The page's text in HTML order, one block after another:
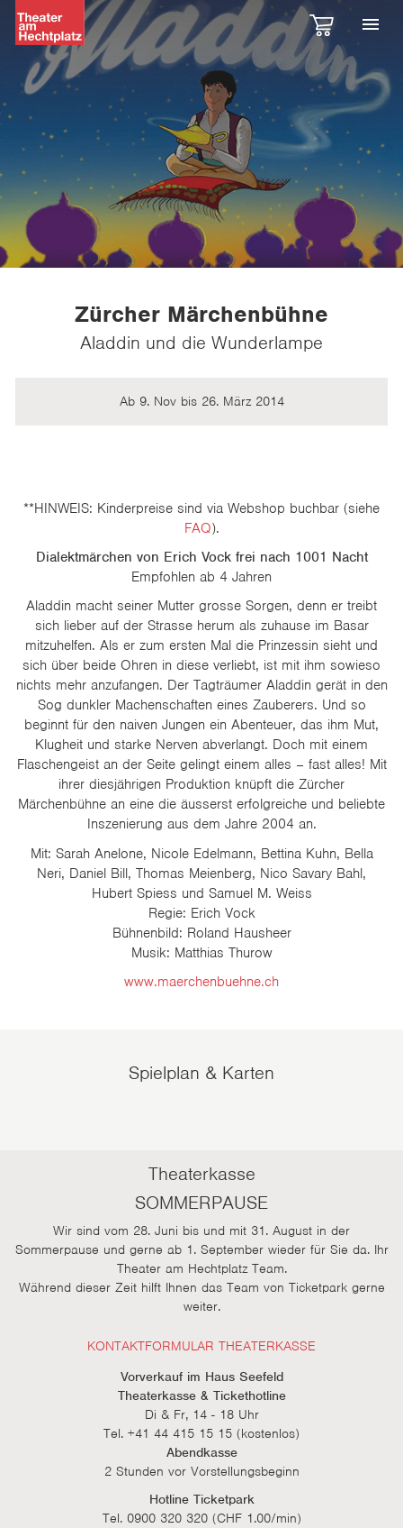
Zürcher Märchenbühne
Aladdin und die Wunderlampe
Ab 9. Nov bis 26. März 2014
**HINWEIS: Kinderpreise sind via Webshop buchbar (siehe
FAQ).
Dialektmärchen von Erich Vock frei nach 1001 Nacht
Empfohlen ab 4 Jahren
Aladdin macht seiner Mutter grosse Sorgen, denn er treibt
sich lieber auf der Strasse herum als zuhause im Basar
mitzuhelfen. Als er zum ersten Mal die Prinzessin sieht und
sich über beide Ohren in diese verliebt, ist mit ihm sowieso
nichts mehr anzufangen. Der Tagträumer Aladdin gerät in den
Sog dunkler Machenschaften eines Zauberers. Und so
beginnt für den naiven Jungen ein Abenteuer, das ihm Mut,
Klugheit und starke Nerven abverlangt. Doch mit einem
Flaschengeist an der Seite gelingt einem alles – fast alles! Mit
ihrer diesjährigen Produktion knüpft die Zürcher
Märchenbühne an eine die äusserst erfolgreiche und beliebte
Inszenierung aus dem Jahre 2004 an.
Mit: Sarah Anelone, Nicole Edelmann, Bettina Kuhn, Bella
Neri, Daniel Bill, Thomas Meienberg, Nico Savary Bahl,
Hubert Spiess und Samuel M. Weiss
Regie: Erich Vock
Bühnenbild: Roland Hausheer
Musik: Matthias Thurow
www.maerchenbuehne.ch
Spielplan & Karten
Theaterkasse
SOMMERPAUSE
Wir sind vom 28. Juni bis und mit 31. August in der
Sommerpause und gerne ab 1. September wieder für Sie da. Ihr
Theater am Hechtplatz Team.
Während dieser Zeit hilft Ihnen das Team von Ticketpark gerne
weiter.
KONTAKTFORMULAR THEATERKASSE
Vorverkauf im Haus Seefeld
Theaterkasse & Tickethotline
Di & Fr, 14 - 18 Uhr
Tel. +41 44 415 15 15 (kostenlos)
Abendkasse
2 Stunden vor Vorstellungsbeginn
Hotline Ticketpark
Tel. 0900 320 320 (CHF 1.00/min)